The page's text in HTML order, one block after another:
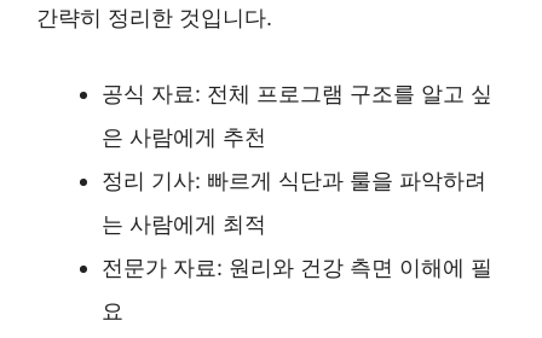
간략히 정리한 것입니다.
공식 자료: 전체 프로그램 구조를 알고 싶
은 사람에게 추천
정리 기사: 빠르게 식단과 룰을 파악하려
는 사람에게 최적
전문가 자료: 원리와 건강 측면 이해에 필
요